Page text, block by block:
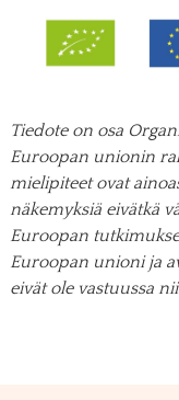
Tiedote on osa
Euroopan unionin
mielipiteet ovat
näkemyksiä eivätkä
Euroopan
Euroopan unioni ja
eivät ole vastuussa